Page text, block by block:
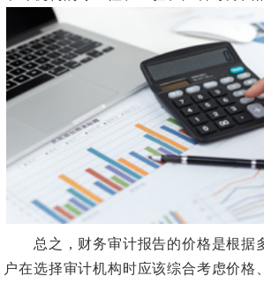
总之，财务审计报告的价格是根据
户在选择审计机构时应该综合考虑价格